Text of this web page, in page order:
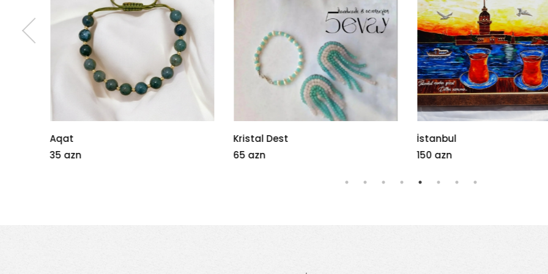
Kristal Dest
65 azn
İstanbul
150 azn
Firuzə
12 azn